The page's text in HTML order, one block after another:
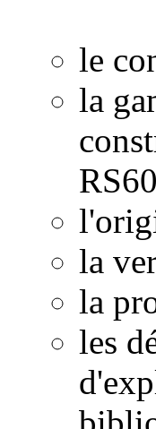
le
la
la
la
les